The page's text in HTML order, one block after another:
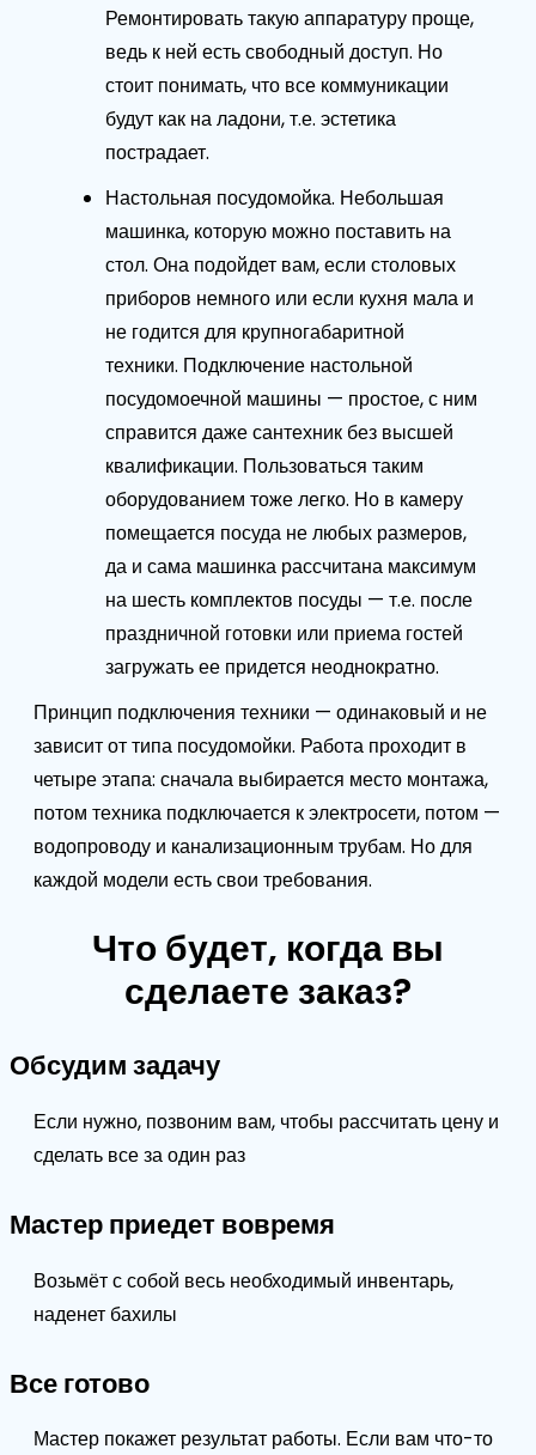
Ремонтировать такую аппаратуру проще,
ведь к ней есть свободный доступ. Но
стоит понимать, что все коммуникации
будут как на ладони, т.е. эстетика
пострадает.
Настольная посудомойка. Небольшая
машинка, которую можно поставить на
стол. Она подойдет вам, если столовых
приборов немного или если кухня мала и
не годится для крупногабаритной
техники. Подключение настольной
посудомоечной машины — простое, с ним
справится даже сантехник без высшей
квалификации. Пользоваться таким
оборудованием тоже легко. Но в камеру
помещается посуда не любых размеров,
да и сама машинка рассчитана максимум
на шесть комплектов посуды — т.е. после
праздничной готовки или приема гостей
загружать ее придется неоднократно.
Принцип подключения техники — одинаковый и не
зависит от типа посудомойки. Работа проходит в
четыре этапа: сначала выбирается место монтажа,
потом техника подключается к электросети, потом —
водопроводу и канализационным трубам. Но для
каждой модели есть свои требования.
Что будет, когда вы
сделаете заказ?
Обсудим задачу
Если нужно, позвоним вам, чтобы рассчитать цену и
сделать все за один раз
Мастер приедет вовремя
Возьмёт с собой весь необходимый инвентарь,
наденет бахилы
Все готово
Мастер покажет результат работы. Если вам что-то